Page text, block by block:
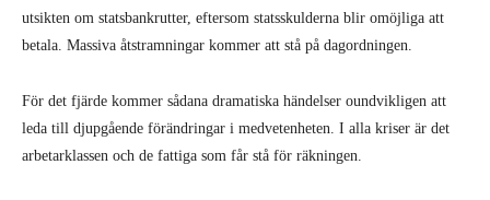
utsikten om statsbankrutter, eftersom statsskulderna blir omöjliga att
betala. Massiva åtstramningar kommer att stå på dagordningen.
För det fjärde kommer sådana dramatiska händelser oundvikligen att
leda till djupgående förändringar i medvetenheten. I alla kriser är det
arbetarklassen och de fattiga som får stå för räkningen.